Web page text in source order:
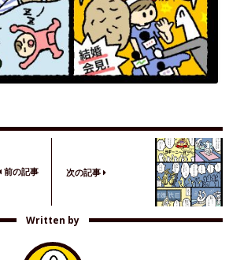
前の記事 次の記事
Written by